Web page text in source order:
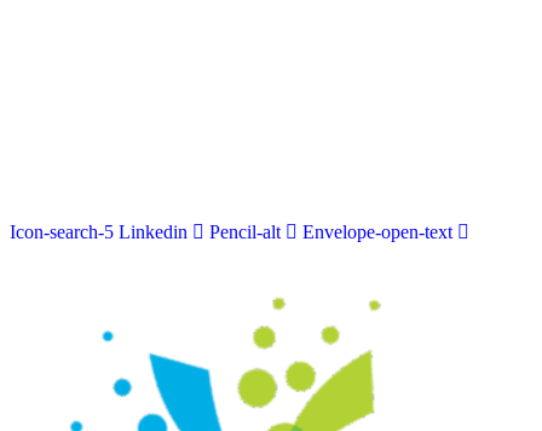
Icon-search-5 Linkedin Pencil-alt Envelope-open-text